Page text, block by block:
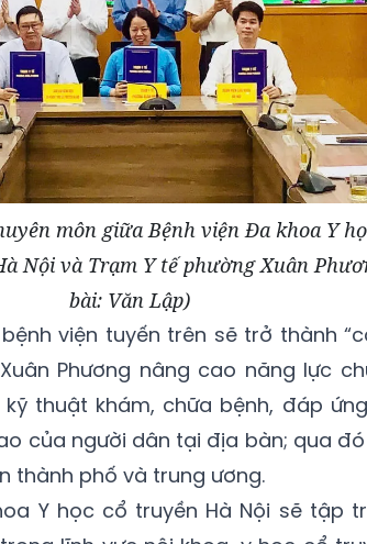
môn giữa Bệnh viện Đa khoa Y
Nội và Trạm Y tế phường Xuân
bài: Văn Lập)
viện tuyến trên sẽ trở thành
Phương nâng cao năng lực
thuật khám, chữa bệnh, đáp
của người dân tại địa bàn; qua
thành phố và trung ương.
Y học cổ truyền Hà Nội sẽ tập